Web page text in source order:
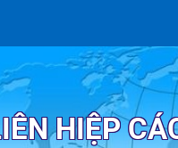
HIỆP